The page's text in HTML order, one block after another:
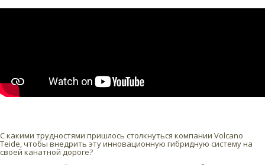
С какими трудностями пришлось столкнуться компании Volcano
Teide, чтобы внедрить эту инновационную гибридную систему на
своей канатной дороге?